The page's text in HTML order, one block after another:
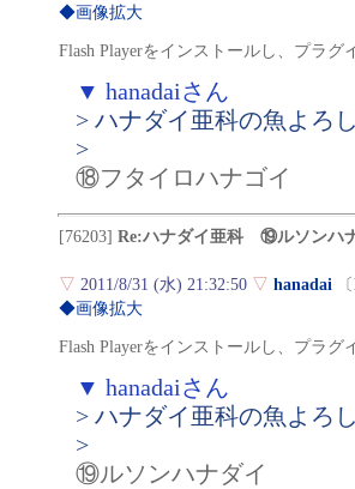
◆画像拡大
Flash Playerをインストールし、プラ
▼ hanadaiさん
> ハナダイ亜科の魚よろ
>
⑱フタイロハナゴイ
[76203] Re:ハナダイ亜科 ⑲ルソンハ
▽ 2011/8/31 (水) 21:32:50 ▽ hanadai 〔
◆画像拡大
Flash Playerをインストールし、プラ
▼ hanadaiさん
> ハナダイ亜科の魚よろ
>
⑲ルソンハナダイ